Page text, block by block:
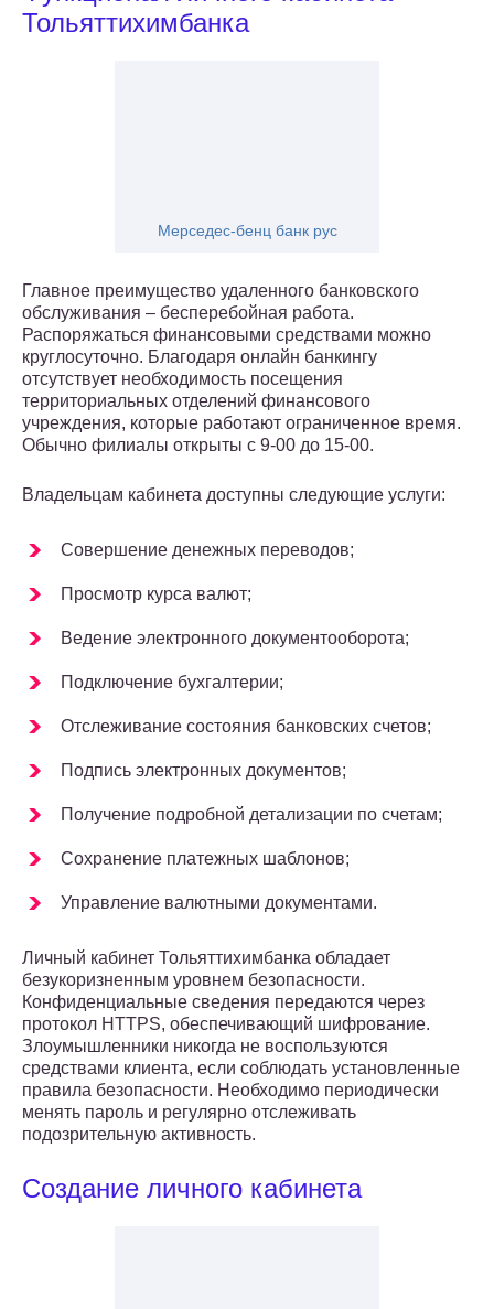
Тольяттихимбанка
Мерседес-бенц банк рус
Главное преимущество удаленного банковского
обслуживания – бесперебойная работа.
Распоряжаться финансовыми средствами можно
круглосуточно. Благодаря онлайн банкингу
отсутствует необходимость посещения
территориальных отделений финансового
учреждения, которые работают ограниченное время.
Обычно филиалы открыты с 9-00 до 15-00.
Владельцам кабинета доступны следующие услуги:
Совершение денежных переводов;
Просмотр курса валют;
Ведение электронного документооборота;
Подключение бухгалтерии;
Отслеживание состояния банковских счетов;
Подпись электронных документов;
Получение подробной детализации по счетам;
Сохранение платежных шаблонов;
Управление валютными документами.
Личный кабинет Тольяттихимбанка обладает
безукоризненным уровнем безопасности.
Конфиденциальные сведения передаются через
протокол HTTPS, обеспечивающий шифрование.
Злоумышленники никогда не воспользуются
средствами клиента, если соблюдать установленные
правила безопасности. Необходимо периодически
менять пароль и регулярно отслеживать
подозрительную активность.
Создание личного кабинета